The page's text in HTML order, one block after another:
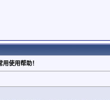
使用帮助！